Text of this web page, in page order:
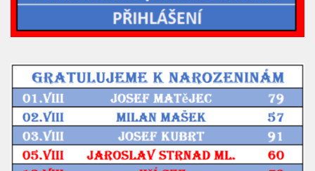
Hráči
Realizační tým
Zápasy
Ml. dorost
Zápasy MD